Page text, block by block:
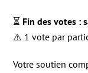
⏳ Fin des votes :
⚠️ 1 vote par
Votre soutien